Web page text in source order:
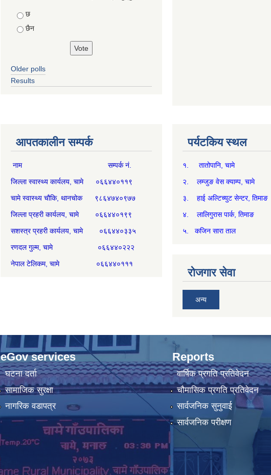
Choices
छ
छैन
Older polls
Results
आपतकालीन सम्पर्क
नाम सम्पर्क नं.
जिल्ला स्वास्थ्य कार्यलय, चामे ०६६४४०११९
चामे स्वास्थ्य चौकि, थानचोक ९८६४७४०९७७
जिल्ला प्रहरी कार्यलय, चामे ०६६४४०१९९
सशस्त्र प्रहरी कार्यलय, चामे ०६६४४०३३५
रणदल गुल्म, चामे ०६६४४०२२२
नेपाल टेलिकम, चामे ०६६४४०१११
पर्यटकिय स्थल
१. तातोपानि, चामे
२. लम्जुङ वेस क्याम्प, चामे
३. हाई अल्टिच्युट सेन्टर, तिमाङ
४. लालिगुरास पार्क, तिमाङ
५. कजिन सारा ताल
रोजगार सेवा
अन्य
eGov services
घटना दर्ता
सामाजिक सुरक्षा
नागरिक वडापत्र
Reports
वार्षिक प्रगति प्रतिवेदन
चौमासिक प्रगति प्रतिवेदन
सार्वजनिक सुनुवाई
सार्वजनिक परीक्षण